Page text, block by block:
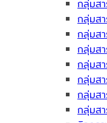
กลุ่มสา
กลุ่มส
กลุ่มสา
กลุ่มส
กลุ่มสา
กลุ่มสา
กลุ่มสา
กลุ่มสา